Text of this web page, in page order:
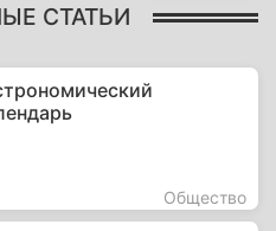
СТАТЬИ
Общество